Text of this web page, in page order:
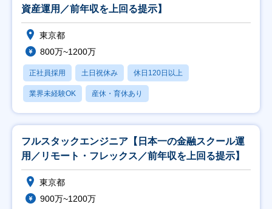
資産運用／前年収を上回る提示】
東京都
800万~1200万
正社員採用 土日祝休み 休日120日以上
業界未経験OK 産休・育休あり
フルスタックエンジニア【日本一の金融スクール運
用／リモート・フレックス／前年収を上回る提示】
東京都
900万~1200万